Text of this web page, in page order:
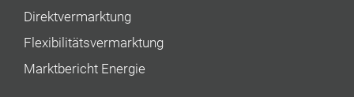
Direktvermarktung
Flexibilitätsvermarktung
Marktbericht Energie